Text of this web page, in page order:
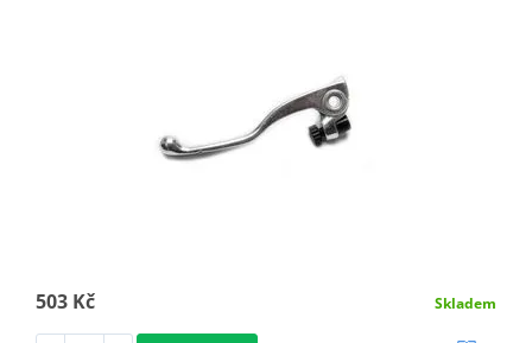
503 Kč Skladem